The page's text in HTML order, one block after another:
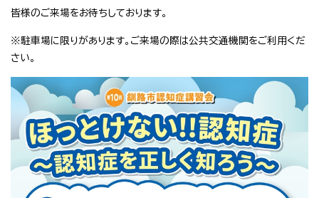
皆様のご来場をお待ちしております。
※駐車場に限りがあります。ご来場の際は公共交通機関をご利用くだ
さい。